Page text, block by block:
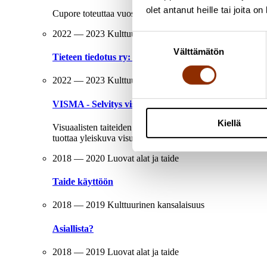
olet antanut heille tai joita
Suostumuksen
Välttämätön
Kiellä
Cupore toteuttaa vuosina 2023–2025 hankkeen, jossa
2022 — 2023 Kulttuuripolitiikan rakenteet ja resurssit
Tieteen tiedotus ry: Toiminta, asema ja vaikuttavuus
2022 — 2023 Kulttuuripolitiikan rakenteet ja resurssit
VISMA - Selvitys visuaalisten taiteiden
Visuaalisten taiteiden aloilla työskentelyä ja työn
tuottaa yleiskuva visuaalisten taiteiden toimialasta ja
2018 — 2020 Luovat alat ja taide
Taide käyttöön
2018 — 2019 Kulttuurinen kansalaisuus
Asiallista?
2018 — 2019 Luovat alat ja taide